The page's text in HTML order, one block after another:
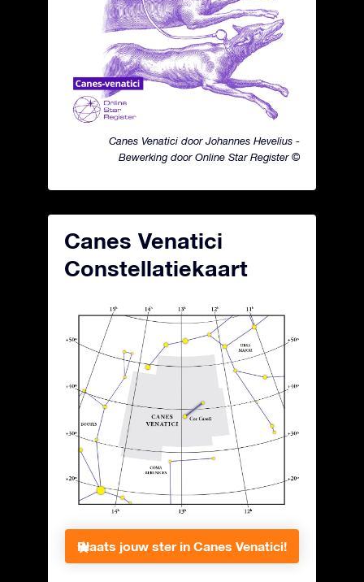
Canes Venatici door Johannes Hevelius -
Bewerking door Online Star Register ©
Canes Venatici
Constellatiekaart
Plaats jouw ster in Canes Venatici!